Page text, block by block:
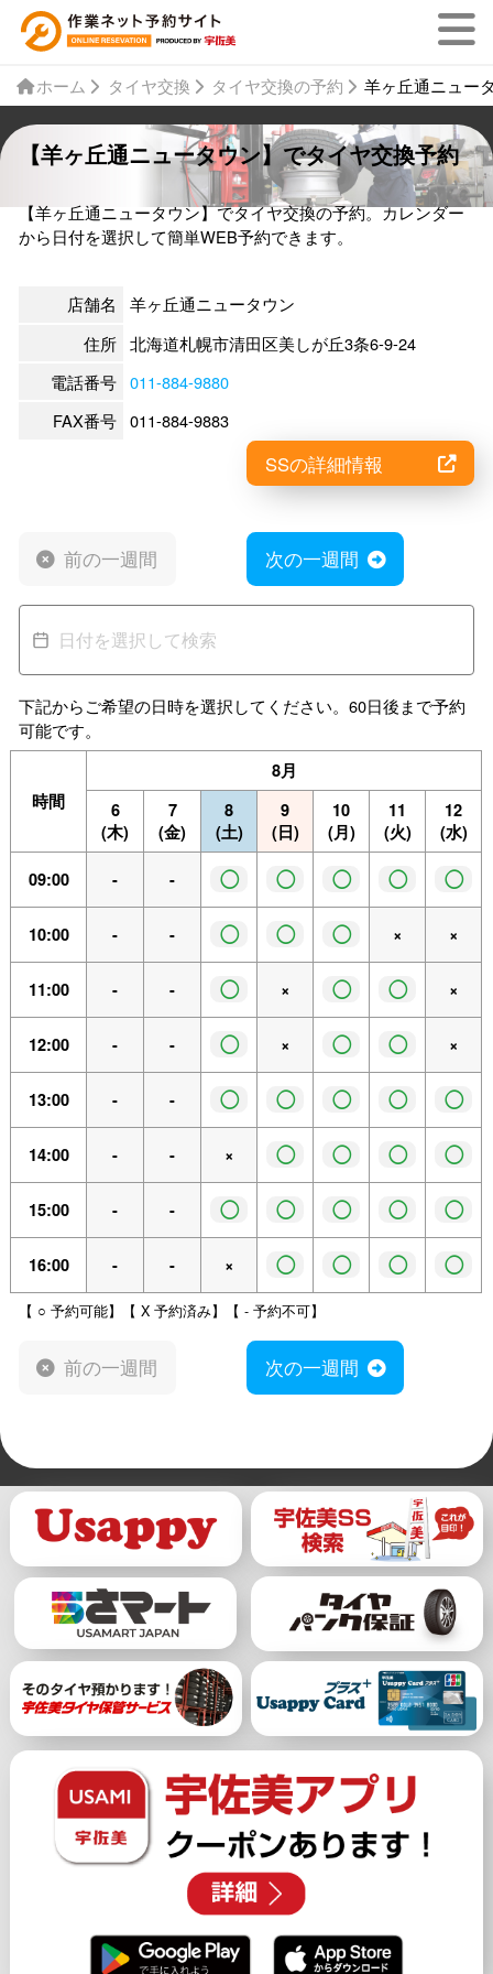
ホーム タイヤ交換 タイヤ交換の予約 羊ヶ丘通ニュー
【羊ヶ丘通ニュータウン】でタイヤ交換予約
【羊ヶ丘通ニュータウン】でタイヤ交換の予約。カレンダー
から日付を選択して簡単WEB予約できます。
店舗名
羊ヶ丘通ニュータウン
住所 北海道札幌市清田区美しが丘3条6-9-24
電話番号 011-884-9880
FAX番号 011-884-9883
SSの詳細情報
前の一週間 次の一週間
下記からご希望の日時を選択してください。60日後まで予約
可能です。
時間
8月
6
(木)
7
(金)
8
(土)
9
(日)
10
(月)
11
(火)
12
(水)
09:00 - - ◯ ◯ ◯ ◯ ◯
10:00 - - ◯ ◯ ◯ × ×
11:00 - - ◯ × ◯ ◯ ×
12:00 - - ◯ × ◯ ◯ ×
13:00 - - ◯ ◯ ◯ ◯ ◯
14:00 - - × ◯ ◯ ◯ ◯
15:00 - - ◯ ◯ ◯ ◯ ◯
16:00 - - × ◯ ◯ ◯ ◯
【 ○ 予約可能】【 X 予約済み】【 - 予約不可】
前の一週間 次の一週間